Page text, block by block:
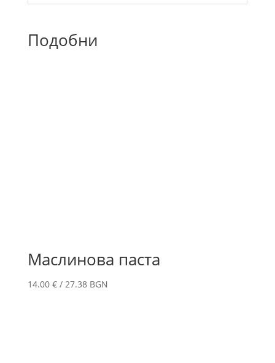
Подобни
Маслинова паста
14.00 € / 27.38 BGN